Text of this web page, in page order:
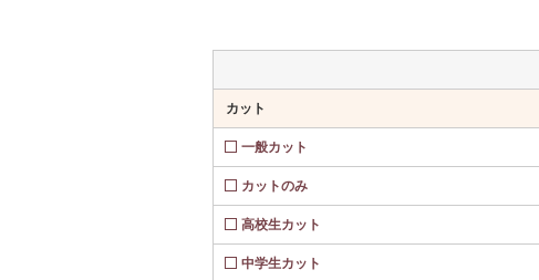
カット
一般カット
カットのみ
高校生カット
中学生カット